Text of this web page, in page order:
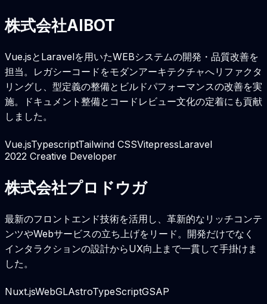
株式会社AIBOT
Vue.jsとLaravelを用いたWEBシステムの開発・品質改善を
担当。レガシーコードをモダンアーキテクチャへリファクタ
リングし、型定義の整備とビルドパフォーマンスの改善を実
施。ドキュメント整備とコードレビュー文化の定着にも貢献
しました。
Vue.jsTypescriptTailwind CSSVitepressLaravel
2022 Creative Developer
株式会社プロドウガ
最新のフロントエンド技術を活用し、革新的なリッチコンテ
ンツやWebサービスの立ち上げをリード。開発だけでなく
インタラクションの設計からUX向上まで一貫して手掛けま
した。
Nuxt.jsWebGLAstroTypeScriptGSAP